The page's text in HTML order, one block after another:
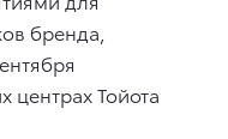
бренда,
центрах Тойота